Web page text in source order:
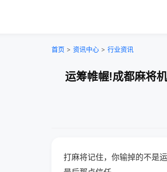
首页 > 资讯中心 > 行业资讯
运筹帷幄!成都麻将
打麻将记住，你输掉的不是